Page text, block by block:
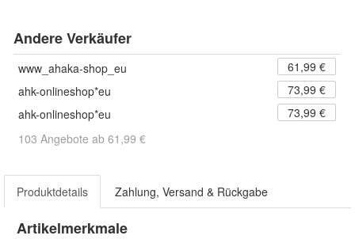
Andere Verkäufer
www_ahaka-shop_eu
61,99 €
ahk-onlineshop*eu
73,99 €
ahk-onlineshop*eu
73,99 €
103 Angebote ab 61,99 €
Produktdetails Zahlung, Versand & Rückgabe
Artikelmerkmale